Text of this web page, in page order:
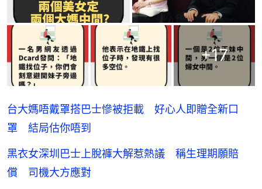
+17
台大媽唔戴罩搭巴士慘被拒載 好心人即贈全新口
罩 結局估你唔到
黑衣女深圳巴士上脫褲大解惹熱議 稱生理期願賠
償 司機大方應對